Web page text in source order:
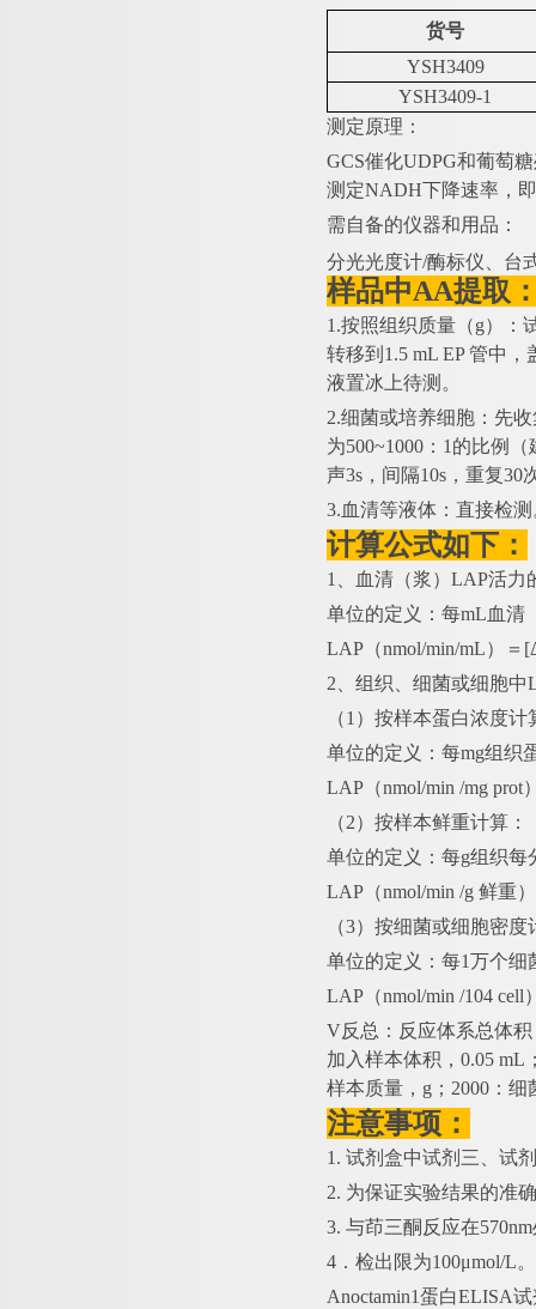
货号
YSH3409
YSH3409-1
测定原理：
GCS催化UDPG和葡萄
测定NADH下降速率，
需自备的仪器和用品：
分光光度计/酶标仪、台
样品中AA提取
1.按照组织质量（g）：
转移到1.5 mL EP 管中
液置冰上待测。
2.细菌或培养细胞：先
为500~1000：1的比例
声3s，间隔10s，重复
3.血清等液体：直接检测
计算公式如下：
1、血清（浆）LAP活力
单位的定义：每mL血清
LAP（nmol/min/mL）＝
2、组织、细菌或细胞中
（1）按样本蛋白浓度计
单位的定义：每mg组织
LAP（nmol/min /mg
（2）按样本鲜重计算：
单位的定义：每g组织每
LAP（nmol/min /g 鲜重
（3）按细菌或细胞密度
单位的定义：每1万个细
LAP（nmol/min /104
V反总：反应体系总体积
加入样本体积，0.05 mL
样本质量，g；2000：
注意事项：
1. 试剂盒中试剂三、试
2. 为保证实验结果的准
3. 与茚三酮反应在
4．检出限为100μmol/L。
Anoctamin1蛋白ELISA